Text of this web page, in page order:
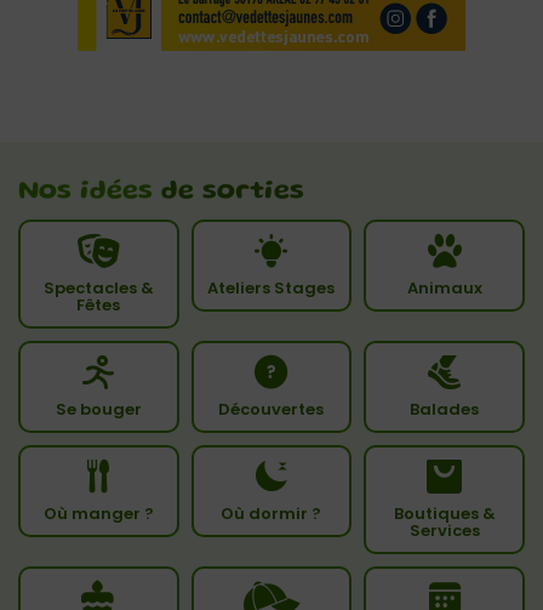
Nos idées de sorties
Spectacles &
Fêtes
Ateliers Stages Animaux
Se bouger Découvertes Balades
Où manger ? Où dormir ? Boutiques &
Services